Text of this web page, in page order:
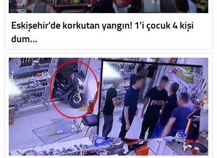
Eskişehir’de korkutan yangın! 1’i çocuk 4 kişi
dum…